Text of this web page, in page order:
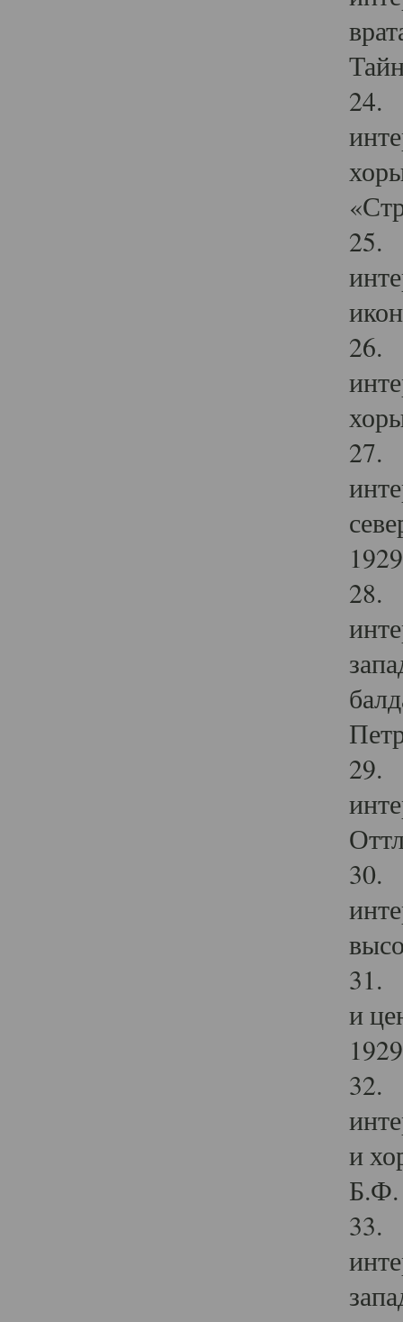
24.
25.
26.
27.
28.
29.
30.
31.
и
32.
и
Б.Ф.
33.